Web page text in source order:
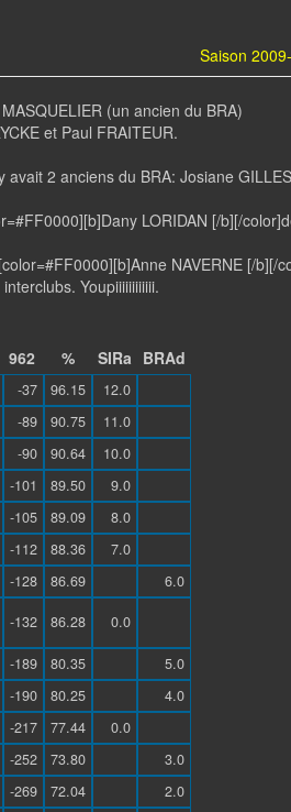
Saison
(un ancien du BRA)
et Paul FRAITEUR.
avait 2 anciens du BRA: Josiane
LORIDAN [/b][/
NAVERNE [/b][/
Youpiiiiiiiiiiii.
962
% SIRa BRAd
-37 96.15
12.0
-89 90.75
11.0
-90 90.64
10.0
-101 89.50
9.0
-105 89.09
8.0
-112 88.36
7.0
-128 86.69 6.0
-132 86.28 0.0
-189 80.35
5.0
-190 80.25
4.0
-217 77.44
0.0
-252 73.80
3.0
-269 72.04
2.0